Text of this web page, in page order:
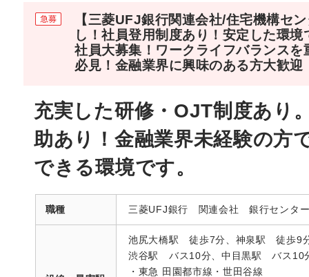
【三菱UFJ銀行関連会社/住宅機構セ
し！社員登用制度あり！安定した環境
社員大募集！ワークライフバランスを
必見！金融業界に興味のある方大歓迎
充実した研修・OJT制度あり
助あり！金融業界未経験の方
できる環境です。
職種 三菱UFJ銀行 関連会社 銀行センタ
池尻大橋駅 徒歩7分、神泉駅 徒歩9
渋谷駅 バス10分、中目黒駅 バス10
・東急 田園都市線・世田谷線